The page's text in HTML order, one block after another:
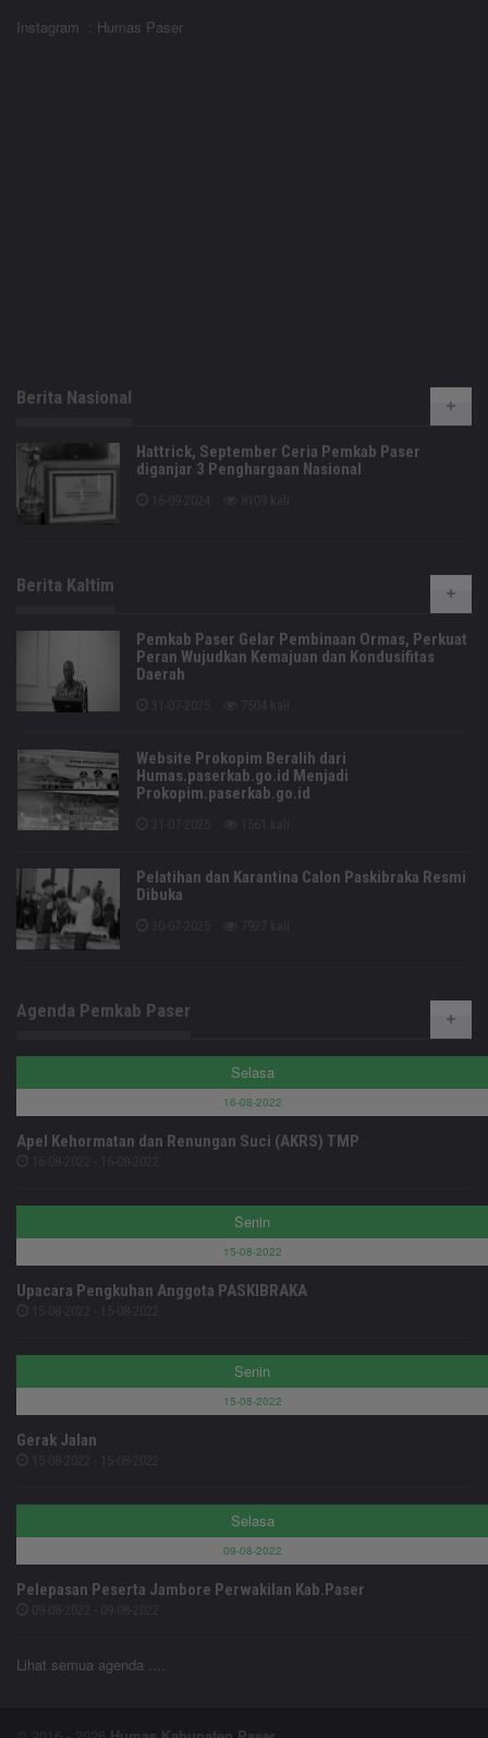
Instagram : Humas Paser
Berita Nasional
Hattrick, September Ceria Pemkab Paser
diganjar 3 Penghargaan Nasional
Berita Kaltim
Pemkab Paser Gelar Pembinaan Ormas, Perkuat
Peran Wujudkan Kemajuan dan Kondusifitas
Daerah
Website Prokopim Beralih dari
Humas.paserkab.go.id Menjadi
Prokopim.paserkab.go.id
Pelatihan dan Karantina Calon Paskibraka Resmi
Dibuka
Agenda Pemkab Paser
Selasa
16-08-2022
Apel Kehormatan dan Renungan Suci (AKRS) TMP
Senin
15-08-2022
Upacara Pengkuhan Anggota PASKIBRAKA
Senin
15-08-2022
Gerak Jalan
Selasa
09-08-2022
Pelepasan Peserta Jambore Perwakilan Kab.Paser
Lihat semua agenda ....